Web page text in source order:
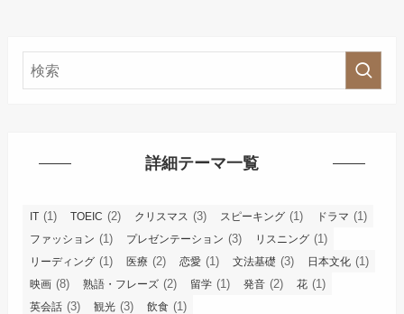
詳細テーマ一覧
IT (1) TOEIC (2) クリスマス (3) スピーキング (1) ドラマ (1)
ファッション (1) プレゼンテーション (3) リスニング (1)
リーディング (1) 医療 (2) 恋愛 (1) 文法基礎 (3) 日本文化 (1)
映画 (8) 熟語・フレーズ (2) 留学 (1) 発音 (2) 花 (1)
英会話 (3) 観光 (3) 飲食 (1)